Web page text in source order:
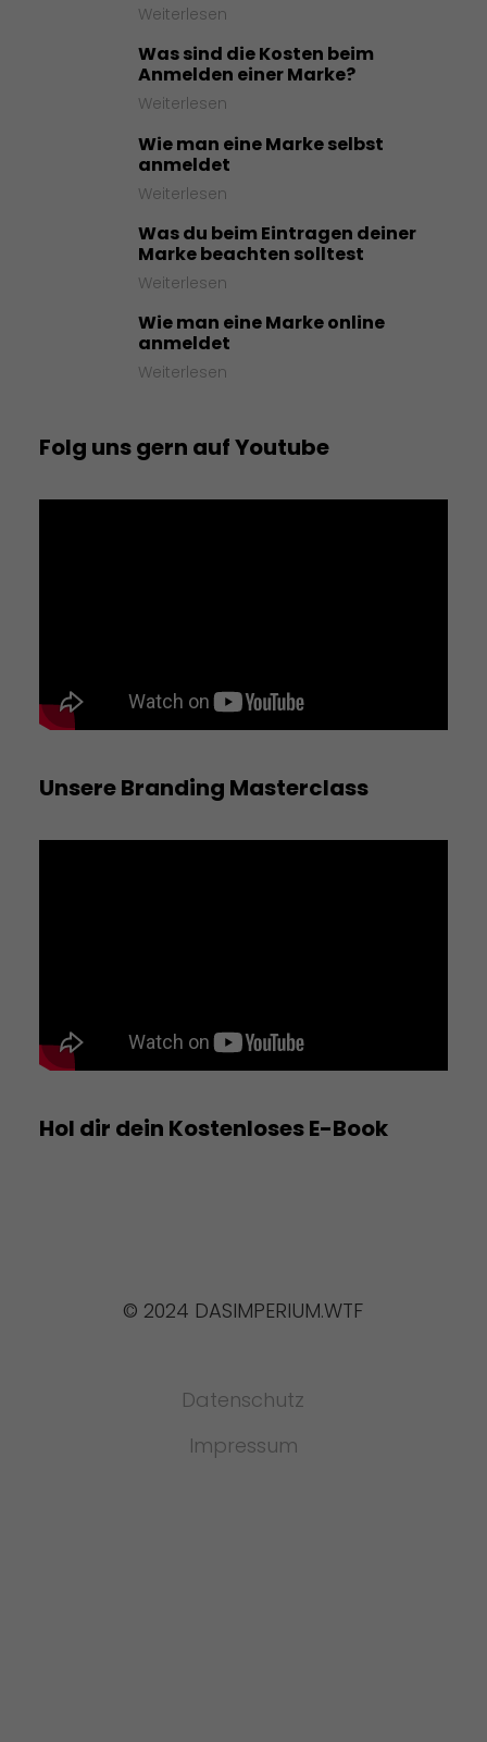
Weiterlesen
Was sind die Kosten beim
Anmelden einer Marke?
Weiterlesen
Wie man eine Marke selbst
anmeldet
Weiterlesen
Was du beim Eintragen deiner
Marke beachten solltest
Weiterlesen
Wie man eine Marke online
anmeldet
Weiterlesen
Folg uns gern auf Youtube
Unsere Branding Masterclass
Hol dir dein Kostenloses E-Book
© 2024 DASIMPERIUM.WTF
Datenschutz
Impressum